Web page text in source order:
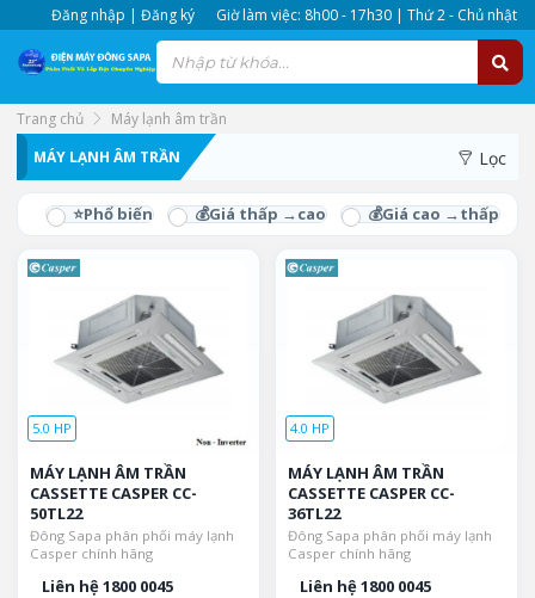
Đăng nhập | Đăng ký Giờ làm việc: 8h00 - 17h30 | Thứ 2 - Chủ nhật
Trang chủ
Máy lạnh âm trần
MÁY LẠNH ÂM TRẦN
Lọc
5.0 HP
MÁY LẠNH ÂM TRẦN
CASSETTE CASPER CC-
50TL22
Đông Sapa phân phối máy lạnh
Casper chính hãng
Liên hệ 1800 0045
4.0 HP
MÁY LẠNH ÂM TRẦN
CASSETTE CASPER CC-
36TL22
Đông Sapa phân phối máy lạnh
Casper chính hãng
Liên hệ 1800 0045